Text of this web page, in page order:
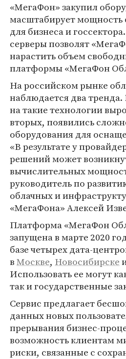
«МегаФон» закупил
масштабирует мощность
для бизнеса и
серверы позволят
нарастить объем
платформы «МегаФон
На российском рынке
наблюдается два
на такие технологии
вторых, появились
оборудования для
«В результате у
решений может
вычислительных
руководитель по
облачных и
«МегаФона» Алексей
Платформа «МегаФон
запущена в марте 2020
базе четырех дата-
вМоскве, Новосибирске
Использовать ее могут
так и государственные
Сервис предлагает
данных новых
прерывания бизнес-
возможность клиентам
риски, связанные с